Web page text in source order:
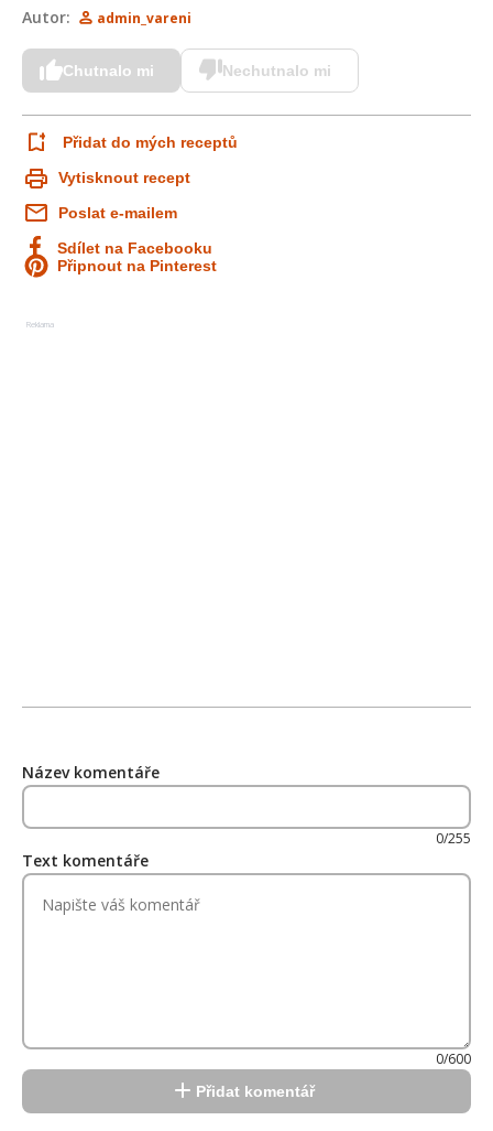
Autor: admin_vareni
Chutnalo mi Nechutnalo mi
Přidat do mých receptů
Vytisknout recept
Poslat e-mailem
Sdílet na Facebooku
Připnout na Pinterest
Reklama
Název komentáře
0/255
Text komentáře
0/600
Přidat komentář